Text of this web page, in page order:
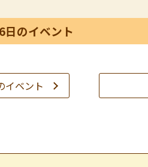
のイベント
イベント